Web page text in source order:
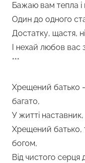
Бажаю вам тепла і
Один до одного
Достатку, щастя,
І нехай любов вас
***
Хрещений батько
багато,
У житті наставник,
Хрещений батько,
богом,
Від чистого